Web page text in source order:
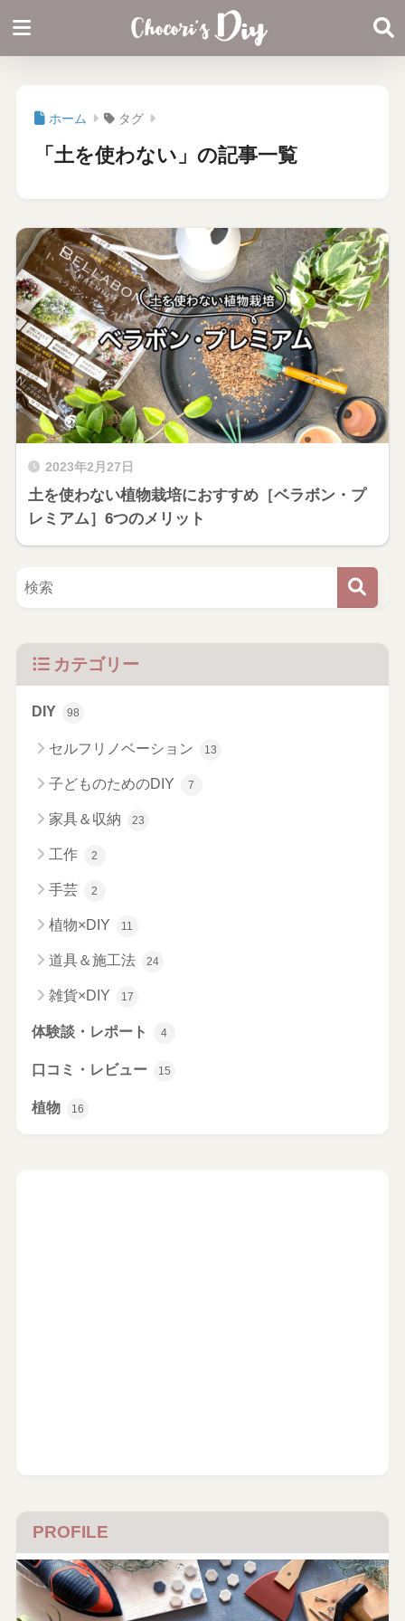
ホーム タグ
「土を使わない」の記事一覧
2023年2月27日
土を使わない植物栽培におすすめ［ベラボン・プ
レミアム］6つのメリット
カテゴリー
DIY 98
セルフリノベーション 13
子どものためのDIY 7
家具＆収納 23
工作 2
手芸 2
植物×DIY 11
道具＆施工法 24
雑貨×DIY 17
体験談・レポート 4
口コミ・レビュー 15
植物 16
PROFILE